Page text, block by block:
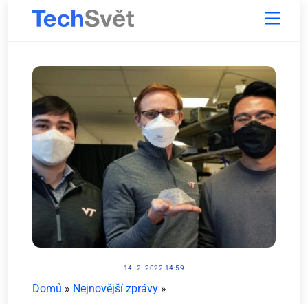
Menu
14. 2. 2022 14:59
Domů » Nejnovější zprávy »